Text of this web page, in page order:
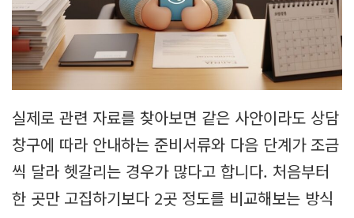
실제로 관련 자료를 찾아보면 같은 사안이라도 상담
창구에 따라 안내하는 준비서류와 다음 단계가 조금
씩 달라 헷갈리는 경우가 많다고 합니다. 처음부터
한 곳만 고집하기보다 2곳 정도를 비교해보는 방식